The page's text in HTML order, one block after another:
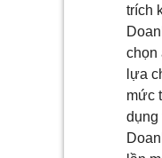
trích
chọn
lựa
mức
dụng